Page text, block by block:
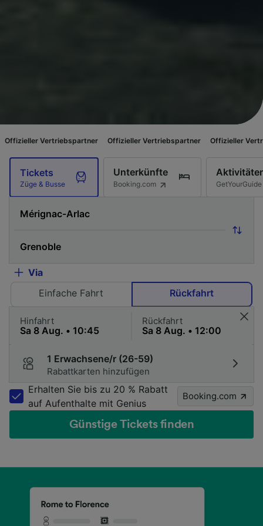
Offizieller Vertriebspartner Offizieller Vertriebspartner
Tickets
Züge & Busse
Unterkünfte
Booking.com GetYourGuide
Via
Einfache Fahrt
Rückfahrt
Hinfahrt Rückfahrt
1 Erwachsene/r (26-59)
Rabattkarten hinzufügen
Erhalten Sie bis zu 20 % Rabatt
auf Aufenthalte mit Genius
Booking.com
Günstige Tickets finden